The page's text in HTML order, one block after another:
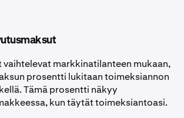
markkinatilanteen mukaan,
prosentti lukitaan toimeksiannon
Tämä prosentti näkyy
kun täytät toimeksiantoasi.